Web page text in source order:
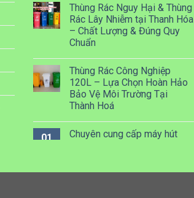
Thùng Rác Nguy Hại & Thùng
Rác Lây Nhiễm tại Thanh Hóa
– Chất Lượng & Đúng Quy
Chuẩn
Thùng Rác Công Nghiệp
120L – Lựa Chọn Hoàn Hảo
Bảo Vệ Môi Trường Tại
Thành Hoá
01
Chuyên cung cấp máy hút
Hóa chất tẩy xi măng, sơn tại